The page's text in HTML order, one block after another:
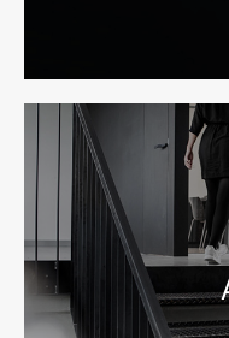
宁波网站建设报价怎么
2026-08-04 17:55:09
宁波制造业网站建设公